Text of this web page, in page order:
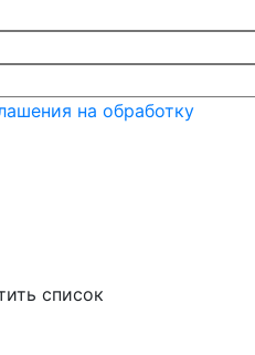
на обработку
список